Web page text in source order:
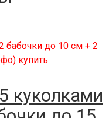
куколками